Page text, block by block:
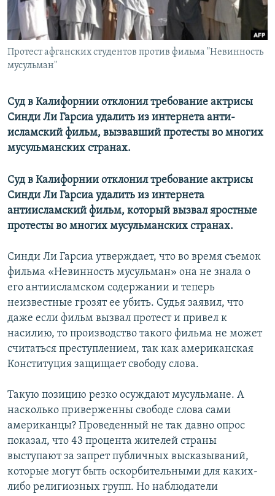
Протест афганских студентов против фильма "Невинность
мусульман"
Суд в Калифорнии отклонил требование актрисы
Синди Ли Гарсиа удалить из интернета анти-
исламский фильм, вызвавший протесты во многих
мусульманских странах.
Суд в Калифорнии отклонил требование актрисы
Синди Ли Гарсиа удалить из интернета
антиисламский фильм, который вызвал яростные
протесты во многих мусульманских странах.
Синди Ли Гарсиа утверждает, что во время съемок
фильма «Невинность мусульман» она не знала о
его антиисламском содержании и теперь
неизвестные грозят ее убить. Судья заявил, что
даже если фильм вызвал протест и привел к
насилию, то производство такого фильма не может
считаться преступлением, так как американская
Конституция защищает свободу слова.
Такую позицию резко осуждают мусульмане. А
насколько приверженны свободе слова сами
американцы? Проведенный не так давно опрос
показал, что 43 процента жителей страны
выступают за запрет публичных высказываний,
которые могут быть оскорбительными для каких-
либо религиозных групп. Но наблюдатели